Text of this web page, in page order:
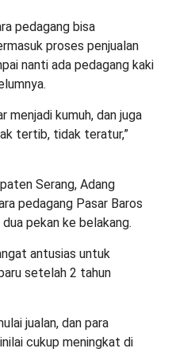
pedagang bisa
proses penjualan
nanti ada pedagang kaki
menjadi kumuh, dan juga
tertib, tidak teratur,”
Serang, Adang
pedagang Pasar Baros
pekan ke belakang.
antusias untuk
setelah 2 tahun
jualan, dan para
cukup meningkat di